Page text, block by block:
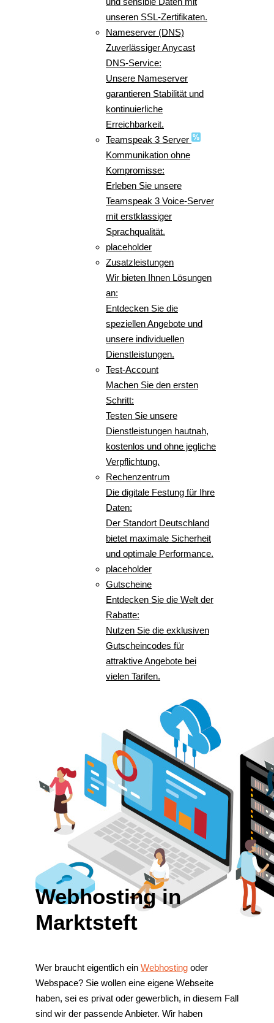
unseren SSL-Zertifikaten.
Nameserver (DNS)
Zuverlässiger Anycast
DNS-Service:
Unsere Nameserver
garantieren Stabilität und
kontinuierliche
Erreichbarkeit.
Teamspeak 3 Server
Kommunikation ohne
Kompromisse:
Erleben Sie unsere
Teamspeak 3 Voice-Server
mit erstklassiger
Sprachqualität.
placeholder
Zusatzleistungen
Wir bieten Ihnen Lösungen
an:
Entdecken Sie die
speziellen Angebote und
unsere individuellen
Dienstleistungen.
Test-Account
Machen Sie den ersten
Schritt:
Testen Sie unsere
Dienstleistungen hautnah,
kostenlos und ohne jegliche
Verpflichtung.
Rechenzentrum
Die digitale Festung für Ihre
Daten:
Der Standort Deutschland
bietet maximale Sicherheit
und optimale Performance.
placeholder
Gutscheine
Entdecken Sie die Welt der
Rabatte:
Nutzen Sie die exklusiven
Gutscheincodes für
attraktive Angebote bei
vielen Tarifen.
Webhosting in
Marktsteft
Wer braucht eigentlich ein Webhosting oder
Webspace? Sie wollen eine eigene Webseite
haben, sei es privat oder gewerblich, in diesem Fall
sind wir der passende Anbieter. Wir haben